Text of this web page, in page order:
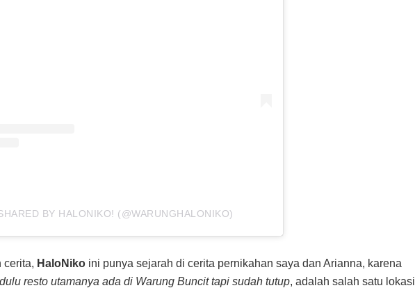
BY HALONIKO! (@WARUNGHALONIKO)
cerita, HaloNiko ini punya sejarah di cerita pernikahan saya dan Arianna, karena
resto utamanya ada di Warung Buncit tapi sudah tutup, adalah salah satu lokasi